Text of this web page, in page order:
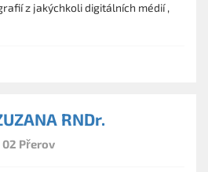
z jakýchkoli digitálních médií ,
velikostí.
RNDr.
02 Přerov